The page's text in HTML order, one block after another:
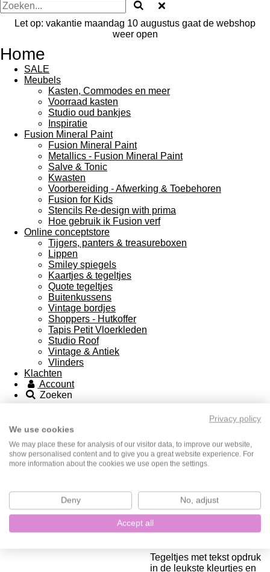
Let op: vakantie maandag 10 augustus gaat de webshop
weer open
Home
SALE
Meubels
Kasten, Commodes en meer
Voorraad kasten
Studio oud bankjes
Inspiratie
Fusion Mineral Paint
Fusion Mineral Paint
Metallics - Fusion Mineral Paint
Salve & Tonic
Kwasten
Voorbereiding - Afwerking & Toebehoren
Fusion for Kids
Stencils Re-design with prima
Hoe gebruik ik Fusion verf
Online conceptstore
Tijgers, panters & treasureboxen
Lippen
Smiley spiegels
Kaartjes & tegeltjes
Quote tegeltjes
Buitenkussens
Vintage bordjes
Shoppers - Hutkoffer
Tapis Petit Vloerkleden
Studio Roof
Vintage & Antiek
Vlinders
Klachten
Account
Zoeken
Quote tegeltje - Nice bum -
€ 19,95
Tegeltjes met tekst opdruk
in de leukste kleurtjes en
Privacy policy
We use cookies
We may place these for analysis of our visitor data, to improve our website,
show personalised content and to give you a great website experience. For
more information about the cookies we use open the settings.
Deny No, adjust
Accept all